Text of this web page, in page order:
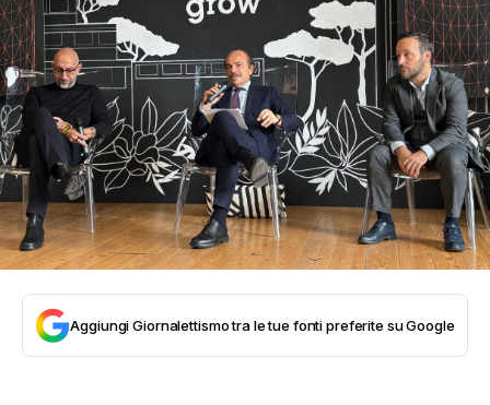
Aggiungi Giornalettismo tra le tue fonti preferite su Google